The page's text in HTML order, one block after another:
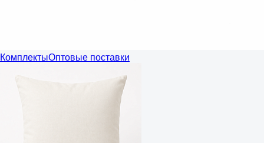
КомплектыОптовые поставки